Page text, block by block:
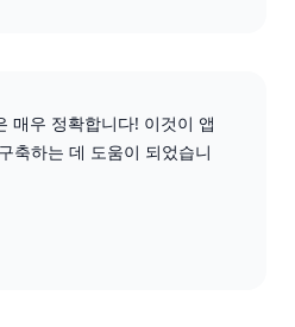
매우 정확합니다! 이것이 앱
축하는 데 도움이 되었습니